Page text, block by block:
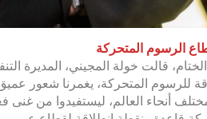
الرسوم المتحركة
قالت خولة المجيني، المديرة
مختلف أنحاء العالم، ليستفيدوا من